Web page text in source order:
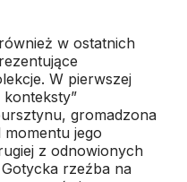
w ostatnich
W pierwszej
konteksty”
gromadzona
jego
z odnowionych
rzeźba na